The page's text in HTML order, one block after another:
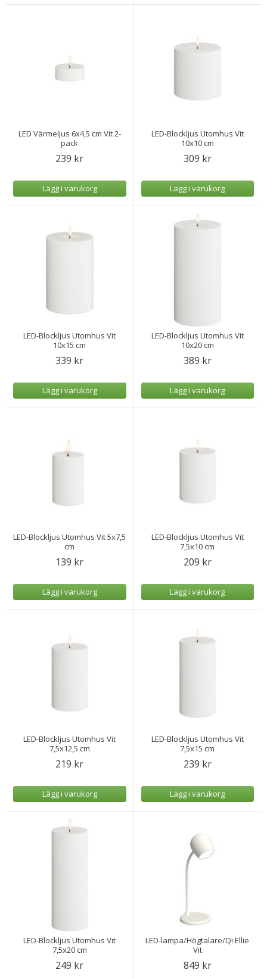
LED Värmeljus 6x4,5 cm Vit 2-
pack
239 kr
Lägg i varukorg
LED-Blockljus Utomhus Vit
10x10 cm
309 kr
Lägg i varukorg
LED-Blockljus Utomhus Vit
10x15 cm
339 kr
Lägg i varukorg
LED-Blockljus Utomhus Vit
10x20 cm
389 kr
Lägg i varukorg
LED-Blockljus Utomhus Vit 5x7,5
cm
139 kr
Lägg i varukorg
LED-Blockljus Utomhus Vit
7,5x10 cm
209 kr
Lägg i varukorg
LED-Blockljus Utomhus Vit
7,5x12,5 cm
219 kr
Lägg i varukorg
LED-Blockljus Utomhus Vit
7,5x15 cm
239 kr
Lägg i varukorg
LED-Blockljus Utomhus Vit
7,5x20 cm
249 kr
LED-lampa/Högtalare/Qi Ellie
Vit
849 kr